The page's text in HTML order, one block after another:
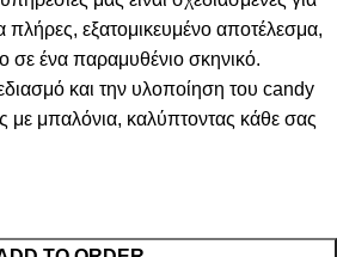
εξατομικευμένο αποτέλεσμα,
σε ένα παραμυθένιο σκηνικό.
και την υλοποίηση του candy
με μπαλόνια, καλύπτοντας κάθε σας